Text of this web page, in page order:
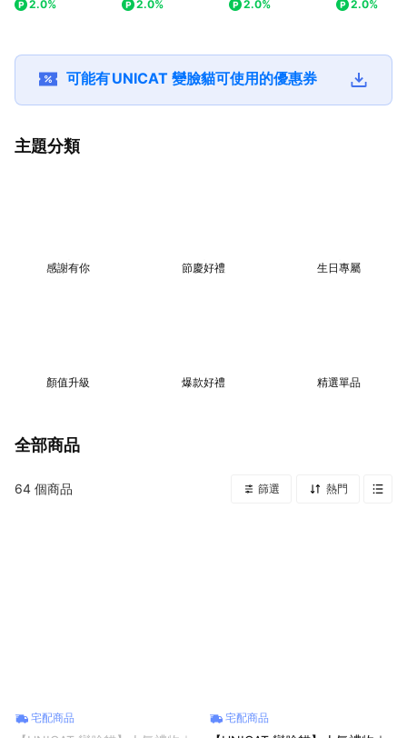
動/甜蜜糖果2選1) 買
2.0%
霜25ml 生日禮物 獅
2.0% 2.0%
滋潤淨白面膜
2.0%
可能有UNICAT 變臉貓可使用的優惠券
主題分類
感謝有你 節慶好禮 生日專屬
顏值升級 爆款好禮 精選單品
全部商品
64 個商品 篩選 熱門
宅配商品 宅配商品